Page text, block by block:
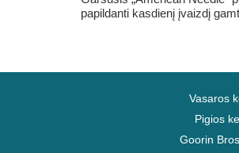
papildanti kasdienį įvaizdį
Vasaros
Pigios
Goorin